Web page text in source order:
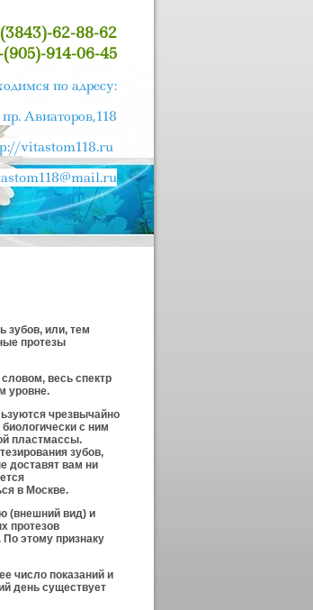
62-88-62
(905)-914-06-45
по адресу:
Авиаторов,118
vitastom118.ru
зубов, или, тем
протезы
весь спектр
уровне.
чрезвычай­но
с ним
пластмассы.
зубов,
доставят вам ни
в Москве.
(внешний вид) и
проте­зов
По этому признаку
число показаний и
день существует